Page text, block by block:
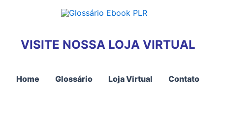
VISITE NOSSA LOJA VIRTUAL
Home Glossário Loja Virtual Contato